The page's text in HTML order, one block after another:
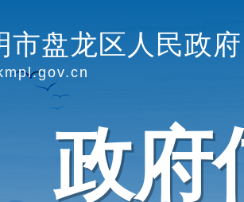
市盘龙区人民政府
政府